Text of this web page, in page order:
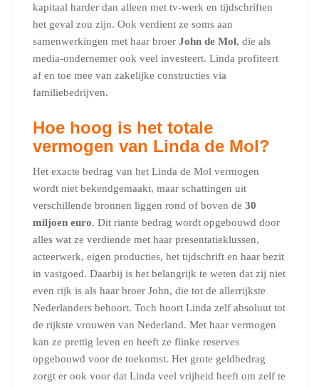
kapitaal harder dan alleen met tv-werk en tijdschriften
het geval zou zijn. Ook verdient ze soms aan
samenwerkingen met haar broer John de Mol, die als
media-ondernemer ook veel investeert. Linda profiteert
af en toe mee van zakelijke constructies via
familiebedrijven.
Hoe hoog is het totale
vermogen van Linda de Mol?
Het exacte bedrag van het Linda de Mol vermogen
wordt niet bekendgemaakt, maar schattingen uit
verschillende bronnen liggen rond of boven de 30
miljoen euro. Dit riante bedrag wordt opgebouwd door
alles wat ze verdiende met haar presentatieklussen,
acteerwerk, eigen producties, het tijdschrift en haar bezit
in vastgoed. Daarbij is het belangrijk te weten dat zij niet
even rijk is als haar broer John, die tot de allerrijkste
Nederlanders behoort. Toch hoort Linda zelf absoluut tot
de rijkste vrouwen van Nederland. Met haar vermogen
kan ze prettig leven en heeft ze flinke reserves
opgebouwd voor de toekomst. Het grote geldbedrag
zorgt er ook voor dat Linda veel vrijheid heeft om zelf te